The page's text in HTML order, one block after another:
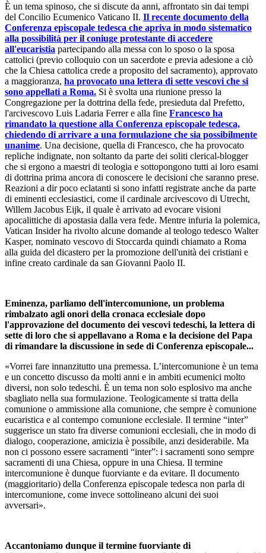
È un tema spinoso, che si discute da anni, affrontato sin dai tempi
del Concilio Ecumenico Vaticano II. Il recente documento della
Conferenza episcopale tedesca che apriva in modo sistematico
alla possibilità per il coniuge protestante di accedere
all'eucaristia partecipando alla messa con lo sposo o la sposa
cattolici (previo colloquio con un sacerdote e previa adesione a ciò
che la Chiesa cattolica crede a proposito del sacramento), approvato
a maggioranza, ha provocato una lettera di sette vescovi che si
sono appellati a Roma. Si è svolta una riunione presso la
Congregazione per la dottrina della fede, presieduta dal Prefetto,
l'arcivescovo Luis Ladaria Ferrer e alla fine Francesco ha
rimandato la questione alla Conferenza episcopale tedesca,
chiedendo di arrivare a una formulazione che sia possibilmente
unanime. Una decisione, quella di Francesco, che ha provocato
repliche indignate, non soltanto da parte dei soliti clerical-blogger
che si ergono a maestri di teologia e sottopongono tutti ai loro esami
di dottrina prima ancora di conoscere le decisioni che saranno prese.
Reazioni a dir poco eclatanti si sono infatti registrate anche da parte
di eminenti ecclesiastici, come il cardinale arcivescovo di Utrecht,
Willem Jacobus Eijk, il quale è arrivato ad evocare visioni
apocalittiche di apostasia dalla vera fede. Mentre infuria la polemica,
Vatican Insider ha rivolto alcune domande al teologo tedesco Walter
Kasper, nominato vescovo di Stoccarda quindi chiamato a Roma
alla guida del dicastero per la promozione dell'unità dei cristiani e
infine creato cardinale da san Giovanni Paolo II.
Eminenza, parliamo dell'intercomunione, un problema
rimbalzato agli onori della cronaca ecclesiale dopo
l'approvazione del documento dei vescovi tedeschi, la lettera di
sette di loro che si appellavano a Roma e la decisione del Papa
di rimandare la discussione in sede di Conferenza episcopale...
«Vorrei fare innanzitutto una premessa. L’intercomunione è un tema
e un concetto discusso da molti anni e in ambiti ecumenici molto
diversi, non solo tedeschi. È un tema non solo esplosivo ma anche
sbagliato nella sua formulazione. Teologicamente si tratta della
comunione o ammissione alla comunione, che sempre è comunione
eucaristica e al contempo comunione ecclesiale. Il termine “inter”
suggerisce un stato fra diverse comunioni ecclesiali, che in modo di
dialogo, cooperazione, amicizia è possibile, anzi desiderabile. Ma
non ci possono essere sacramenti “inter”: i sacramenti sono sempre
sacramenti di una Chiesa, oppure in una Chiesa. Il termine
intercomunione è dunque fuorviante e da evitare. Il documento
(maggioritario) della Conferenza episcopale tedesca non parla di
intercomunione, come invece sottolineano alcuni dei suoi
avversari».
Accantoniamo dunque il termine fuorviante di